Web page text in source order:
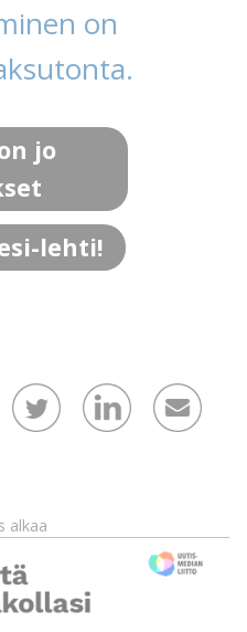
on
jo
lehti!
alkaa